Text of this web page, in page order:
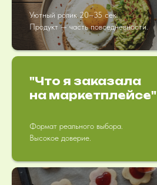
Уютный ролик 20–35 сек.
Продукт — часть повседневности.
"Что я заказала
на маркетплейсе"
Формат реального выбора.
Высокое доверие.